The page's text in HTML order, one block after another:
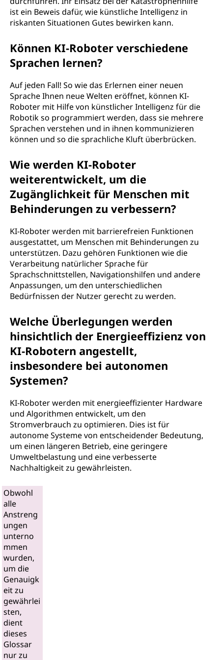
ist ein Beweis dafür, wie künstliche Intelligenz in
riskanten Situationen Gutes bewirken kann.
Können KI-Roboter verschiedene
Sprachen lernen?
Auf jeden Fall! So wie das Erlernen einer neuen
Sprache Ihnen neue Welten eröffnet, können KI-
Roboter mit Hilfe von künstlicher Intelligenz für die
Robotik so programmiert werden, dass sie mehrere
Sprachen verstehen und in ihnen kommunizieren
können und so die sprachliche Kluft überbrücken.
Wie werden KI-Roboter
weiterentwickelt, um die
Zugänglichkeit für Menschen mit
Behinderungen zu verbessern?
KI-Roboter werden mit barrierefreien Funktionen
ausgestattet, um Menschen mit Behinderungen zu
unterstützen. Dazu gehören Funktionen wie die
Verarbeitung natürlicher Sprache für
Sprachschnittstellen, Navigationshilfen und andere
Anpassungen, um den unterschiedlichen
Bedürfnissen der Nutzer gerecht zu werden.
Welche Überlegungen werden
hinsichtlich der Energieeffizienz von
KI-Robotern angestellt,
insbesondere bei autonomen
Systemen?
KI-Roboter werden mit energieeffizienter Hardware
und Algorithmen entwickelt, um den
Stromverbrauch zu optimieren. Dies ist für
autonome Systeme von entscheidender Bedeutung,
um einen längeren Betrieb, eine geringere
Umweltbelastung und eine verbesserte
Nachhaltigkeit zu gewährleisten.
Obwohl
alle
Anstreng
ungen
unterno
mmen
wurden,
um die
Genauigk
eit zu
gewährlei
sten,
dient
dieses
Glossar
nur zu